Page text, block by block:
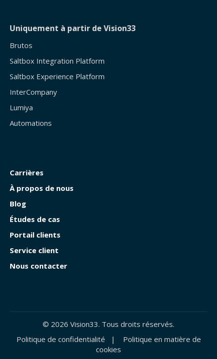
Uniquement à partir de Vision33
Brutos
Saltbox Integration Platform
Saltbox Experience Platform
InterCompany
Lumiya
Automations
Carrières
À propos de nous
Blog
Études de cas
Portail clients
Service client
Nous contacter
© 2026 Vision33. Tous droits réservés.
Politique de confidentialité | Politique en matière de
cookies